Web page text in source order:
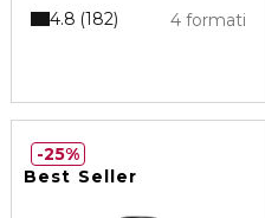
4 formati
4.8 182
Best Seller
25%